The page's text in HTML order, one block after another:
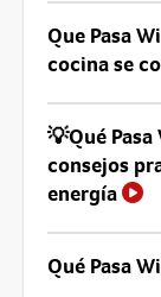
Que Pasa
cocina se
💡Qué
consejos
energía
Qué Pasa